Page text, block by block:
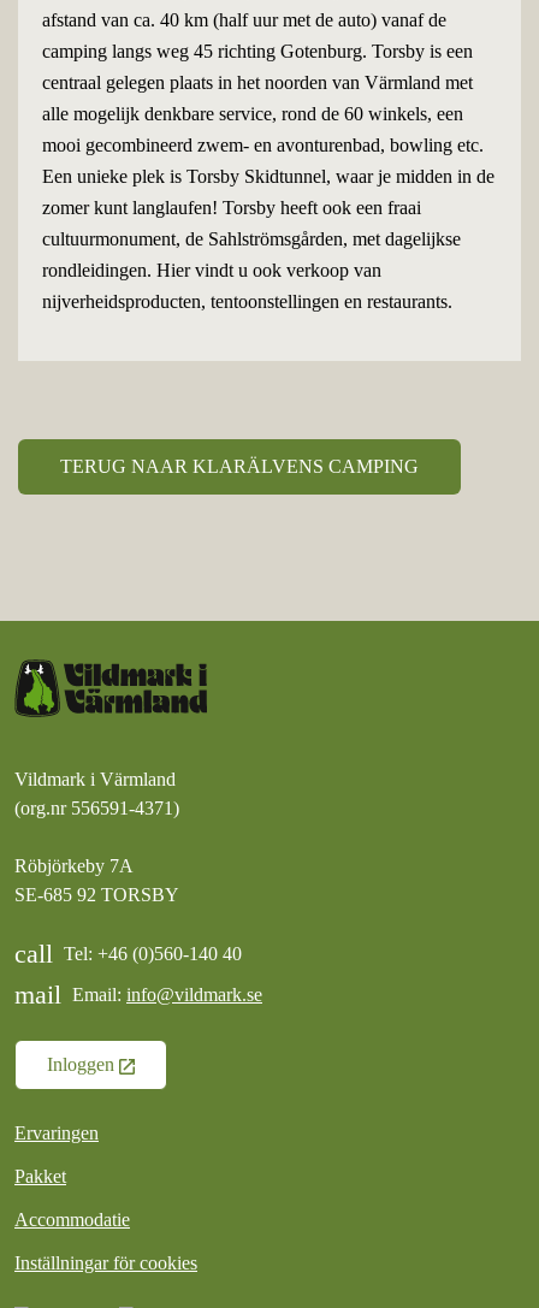
afstand van ca. 40 km (half uur met de auto) vanaf de
camping langs weg 45 richting Gotenburg. Torsby is een
centraal gelegen plaats in het noorden van Värmland met
alle mogelijk denkbare service, rond de 60 winkels, een
mooi gecombineerd zwem- en avonturenbad, bowling etc.
Een unieke plek is Torsby Skidtunnel, waar je midden in de
zomer kunt langlaufen! Torsby heeft ook een fraai
cultuurmonument, de Sahlströmsgården, met dagelijkse
rondleidingen. Hier vindt u ook verkoop van
nijverheidsproducten, tentoonstellingen en restaurants.
TERUG NAAR KLARÄLVENS CAMPING
Vildmark i Värmland
(org.nr 556591-4371)
Röbjörkeby 7A
SE-685 92 TORSBY
call Tel: +46 (0)560-140 40
mail Email: info@vildmark.se
Inloggen
Ervaringen
Pakket
Accommodatie
Inställningar för cookies